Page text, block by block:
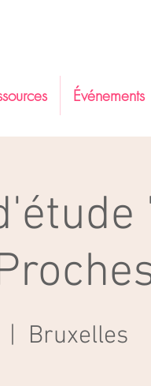
Événements
|
Bruxelles